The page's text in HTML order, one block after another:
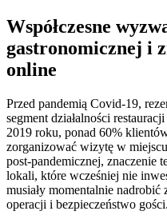
Współczesne
gastronomicznej i
online
Przed pandemią Covid-19,
segment działalności
2019 roku, ponad 60%
zorganizować wizytę w
post-pandemicznej, znaczenie
lokali, które wcześniej nie
musiały momentalnie nadrobić
operacji i bezpieczeństwo gości.